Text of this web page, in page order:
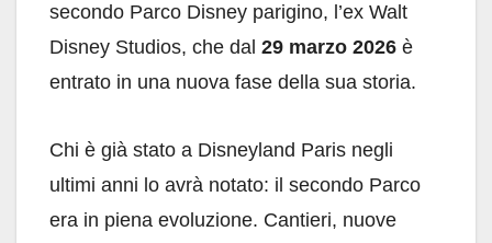
secondo Parco Disney parigino, l’ex Walt
Disney Studios, che dal 29 marzo 2026 è
entrato in una nuova fase della sua storia.
Chi è già stato a Disneyland Paris negli
ultimi anni lo avrà notato: il secondo Parco
era in piena evoluzione. Cantieri, nuove